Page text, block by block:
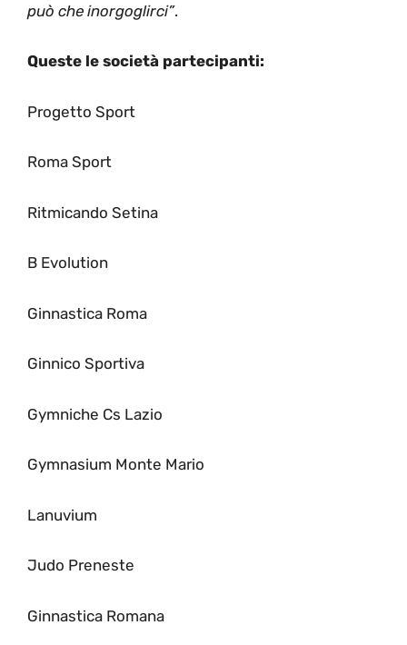
può che inorgoglirci”.
Queste le società partecipanti:
Progetto Sport
Roma Sport
Ritmicando Setina
B Evolution
Ginnastica Roma
Ginnico Sportiva
Gymniche Cs Lazio
Gymnasium Monte Mario
Lanuvium
Judo Preneste
Ginnastica Romana